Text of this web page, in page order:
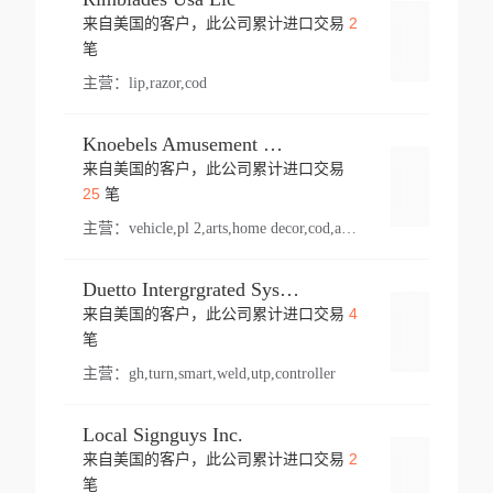
来自美国的客户，此公司累计进口交易 2
笔
主营： lip,razor,cod
Knoebels Amusement Resort
来自美国的客户，此公司累计进口交易
25笔
主营： vehicle,pl 2,arts,home decor,cod,amusement ride,sea
Duetto Intergrgrated Systems Inc.
来自美国的客户，此公司累计进口交易 4
笔
主营： gh,turn,smart,weld,utp,controller
Local Signguys Inc.
来自美国的客户，此公司累计进口交易 2
笔